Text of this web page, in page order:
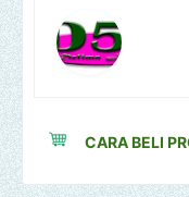
CARA BELI